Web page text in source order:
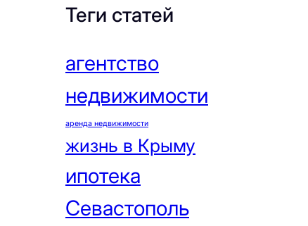
Теги статей
агентство
недвижимости
аренда недвижимости
жизнь в Крыму
ипотека
Севастополь